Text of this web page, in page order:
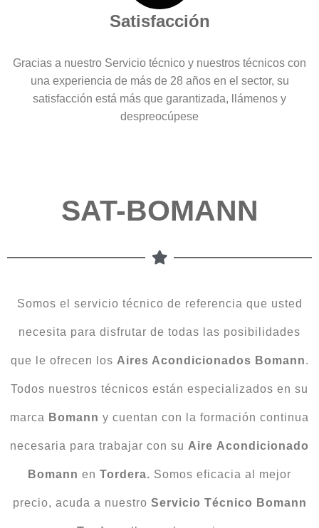
Satisfacción
Gracias a nuestro Servicio técnico y nuestros técnicos con
una experiencia de más de 28 años en el sector, su
satisfacción está más que garantizada, llámenos y
despreocúpese
SAT-BOMANN
Somos el servicio técnico de referencia que usted
necesita para disfrutar de todas las posibilidades
que le ofrecen los Aires Acondicionados Bomann.
Todos nuestros técnicos están especializados en su
marca Bomann y cuentan con la formación continua
necesaria para trabajar con su Aire Acondicionado
Bomann en Tordera. Somos eficacia al mejor
precio, acuda a nuestro Servicio Técnico Bomann